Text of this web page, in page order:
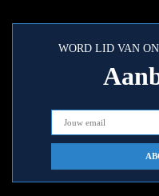
WORD LID VAN